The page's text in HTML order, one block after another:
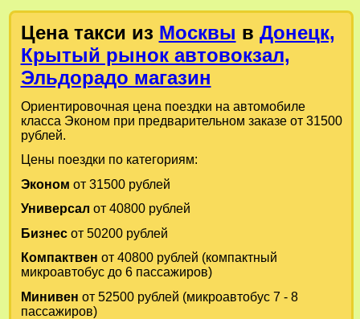
Цена такси из Москвы в Донецк,
Крытый рынок автовокзал,
Эльдорадо магазин
Ориентировочная цена поездки на автомобиле
класса Эконом при предварительном заказе от 31500
рублей.
Цены поездки по категориям:
Эконом от 31500 рублей
Универсал от 40800 рублей
Бизнесот 50200 рублей
Компактвен от 40800 рублей (компактный
микроавтобус до 6 пассажиров)
Минивен от 52500 рублей (микроавтобус 7 - 8
пассажиров)